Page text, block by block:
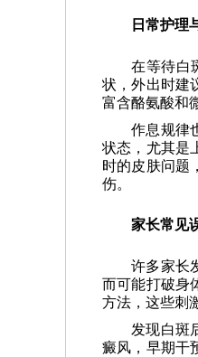
日常护理
在等待白
状，外出时建
富含酪氨酸和
作息规律
状态，尤其是
时的皮肤问题
伤。
家长常见
许多家长
而可能打破身
方法，这些刺
发现白斑
癜风，早期干